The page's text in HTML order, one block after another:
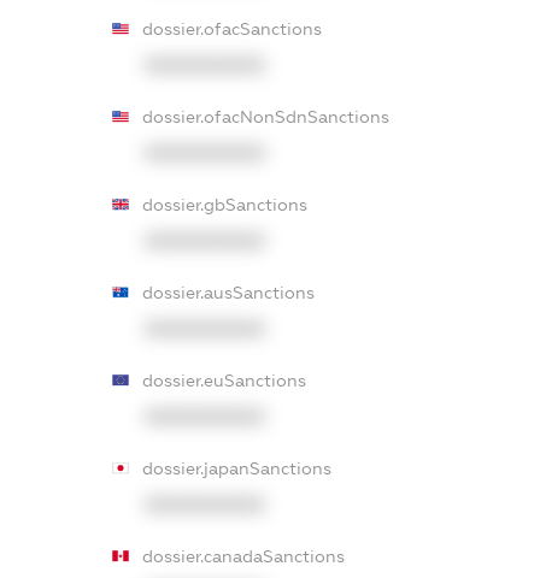
dossier.ofacSanctions
dossier.ofacNonSdnSanctions
dossier.gbSanctions
dossier.ausSanctions
dossier.euSanctions
dossier.japanSanctions
dossier.canadaSanctions